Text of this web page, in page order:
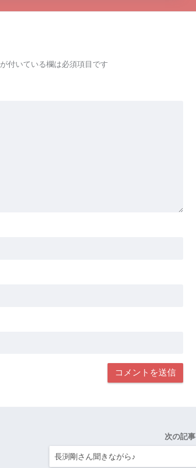
が付いている欄は必須項目です
次の記事
長渕剛さん聞きながら♪